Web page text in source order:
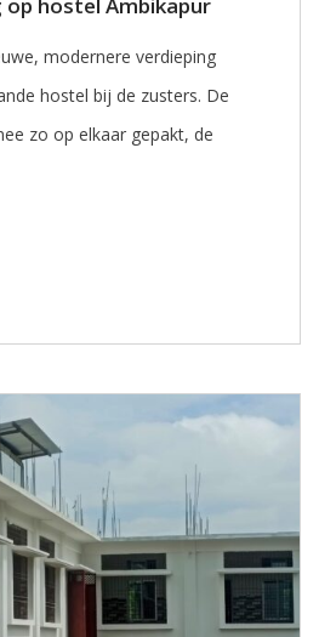
op hostel Ambikapur
modernere verdieping
hostel bij de zusters. De
zo op elkaar gepakt, de